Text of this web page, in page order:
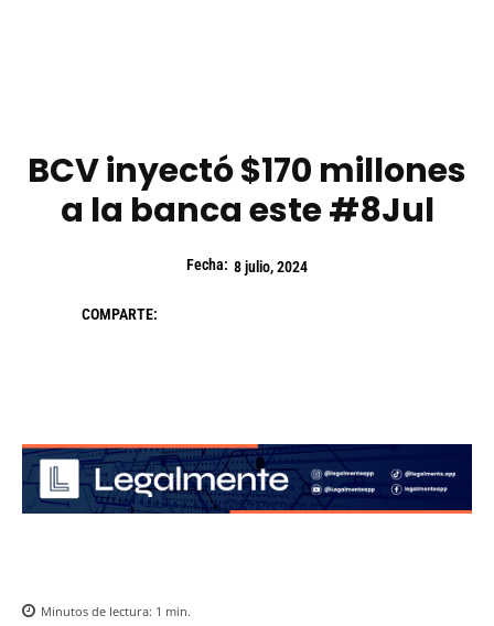
BCV inyectó $170 millones
a la banca este #8Jul
Fecha: 8 julio, 2024
COMPARTE:
Minutos de lectura: 1 min.